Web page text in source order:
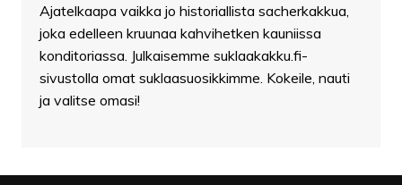
Ajatelkaapa vaikka jo historiallista sacherkakkua,
joka edelleen kruunaa kahvihetken kauniissa
konditoriassa. Julkaisemme suklaakakku.fi-
sivustolla omat suklaasuosikkimme. Kokeile, nauti
ja valitse omasi!